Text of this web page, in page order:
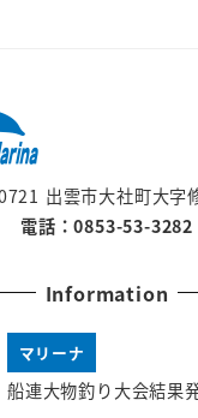
出雲市大社町大字
電話：0853-53-3282
Information
マリーナ
船連大物釣り大会結果